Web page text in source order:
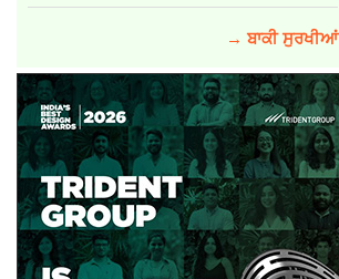
→ ਬਾਕੀ ਸੁਰਖੀਆਂ